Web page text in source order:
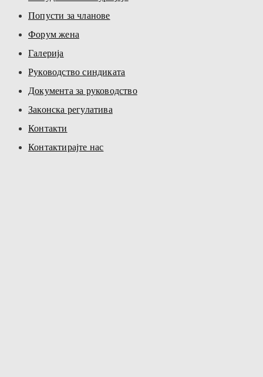
Попусти за чланове
Форум жена
Галерија
Руководство синдиката
Документа за руководство
Законска регулатива
Контакти
Контактирајте нас